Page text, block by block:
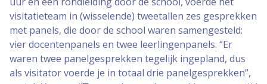
visitatieteam in (wisselende) tweetallen zes gesprekken
met panels, die door de school waren samengesteld:
vier docentenpanels en twee leerlingenpanels. “Er
waren twee panelgesprekken tegelijk ingepland, dus
als visitator voerde je in totaal drie panelgesprekken”,